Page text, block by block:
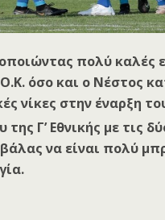
πολύ καλές
όσο και ο Νέστος
νίκες στην έναρξη
της Γ’ Εθνικής με τις
να είναι πολύ